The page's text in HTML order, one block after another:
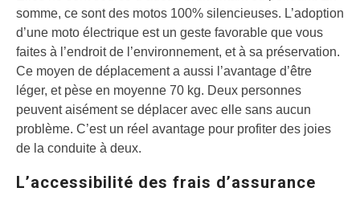
somme, ce sont des motos 100% silencieuses. L’adoption
d’une moto électrique est un geste favorable que vous
faites à l’endroit de l’environnement, et à sa préservation.
Ce moyen de déplacement a aussi l’avantage d’être
léger, et pèse en moyenne 70 kg. Deux personnes
peuvent aisément se déplacer avec elle sans aucun
problème. C’est un réel avantage pour profiter des joies
de la conduite à deux.
L’accessibilité des frais d’assurance